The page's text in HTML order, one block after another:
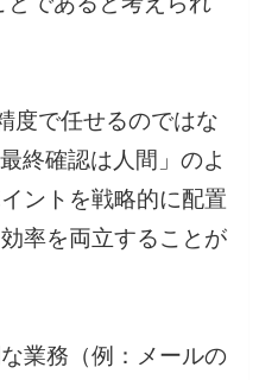
度で任せるのではな
終確認は人間」のよ
ントを戦略的に配置
率を両立することが
業務（例：メールの